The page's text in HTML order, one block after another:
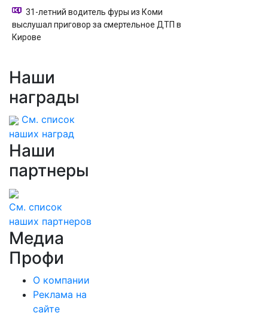
31-летний водитель фуры из Коми
выслушал приговор за смертельное ДТП в
Кирове
Наши
награды
См. список
наших наград
Наши
партнеры
См. список
наших партнеров
Медиа
Профи
О компании
Реклама на
сайте